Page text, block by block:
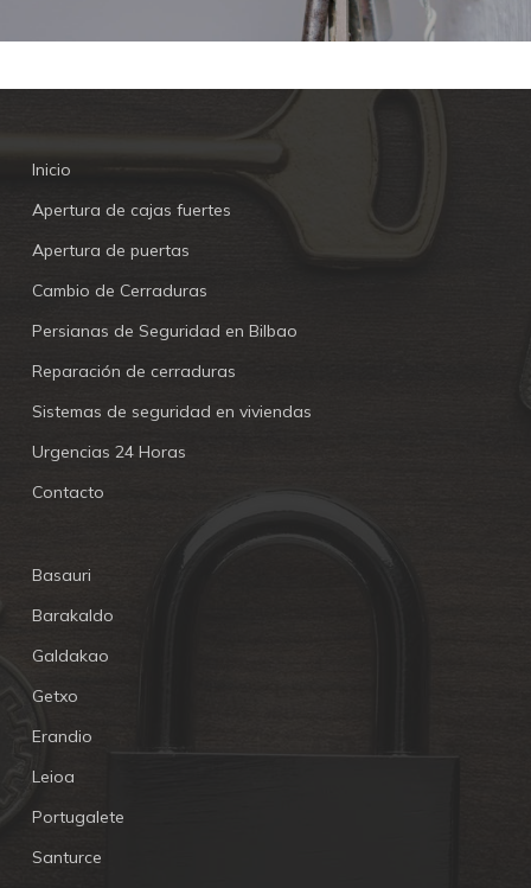
Inicio
Apertura de cajas fuertes
Apertura de puertas
Cambio de Cerraduras
Persianas de Seguridad en Bilbao
Reparación de cerraduras
Sistemas de seguridad en viviendas
Urgencias 24 Horas
Contacto
Basauri
Barakaldo
Galdakao
Getxo
Erandio
Leioa
Portugalete
Santurce